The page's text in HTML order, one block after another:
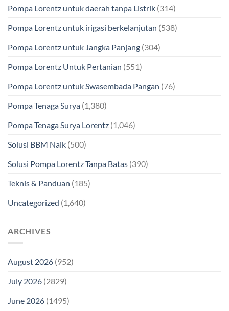
Pompa Lorentz untuk daerah tanpa Listrik (314)
Pompa Lorentz untuk irigasi berkelanjutan (538)
Pompa Lorentz untuk Jangka Panjang (304)
Pompa Lorentz Untuk Pertanian (551)
Pompa Lorentz untuk Swasembada Pangan (76)
Pompa Tenaga Surya (1,380)
Pompa Tenaga Surya Lorentz (1,046)
Solusi BBM Naik (500)
Solusi Pompa Lorentz Tanpa Batas (390)
Teknis & Panduan (185)
Uncategorized (1,640)
ARCHIVES
August 2026 (952)
July 2026 (2829)
June 2026 (1495)